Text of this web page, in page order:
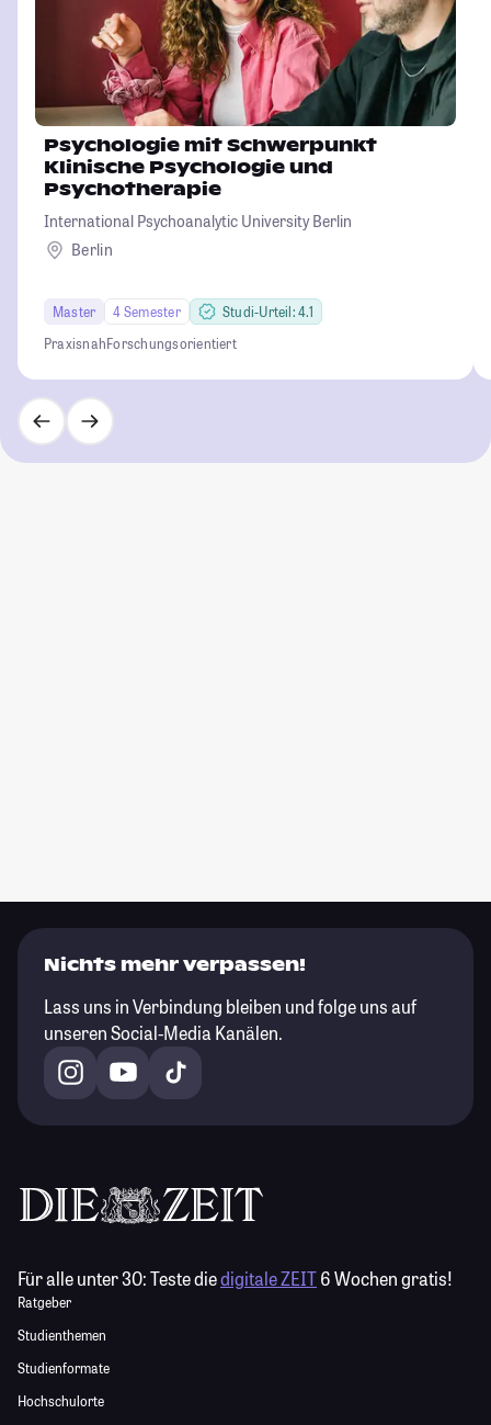
Psychologie mit Schwerpunkt
Klinische Psychologie und
Psychotherapie
International Psychoanalytic University Berlin
Berlin
Master 4 Semester
Studi-Urteil: 4.1
PraxisnahForschungsorientiert
Nichts mehr verpassen!
Lass uns in Verbindung bleiben und folge uns auf
unseren Social-Media Kanälen.
Für alle unter 30:Teste diedigitale ZEIT6 Wochen gratis!
Ratgeber
Studienthemen
Studienformate
Hochschulorte